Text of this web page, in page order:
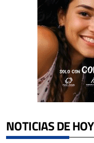
NOTICIAS DE HOY